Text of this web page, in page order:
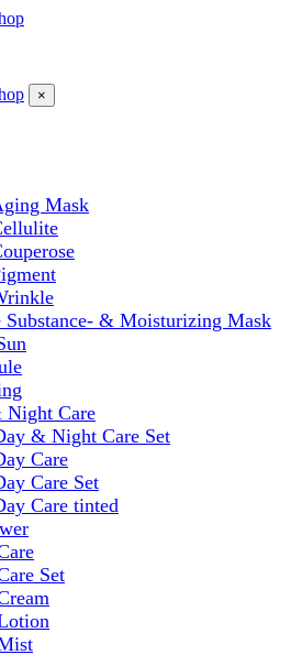
×
Mask
& Moisturizing Mask
Night Care
& Night Care Set
Care
Care Set
Care tinted
Set